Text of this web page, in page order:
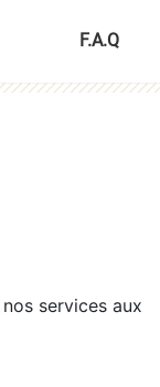
F.A.Q
services aux